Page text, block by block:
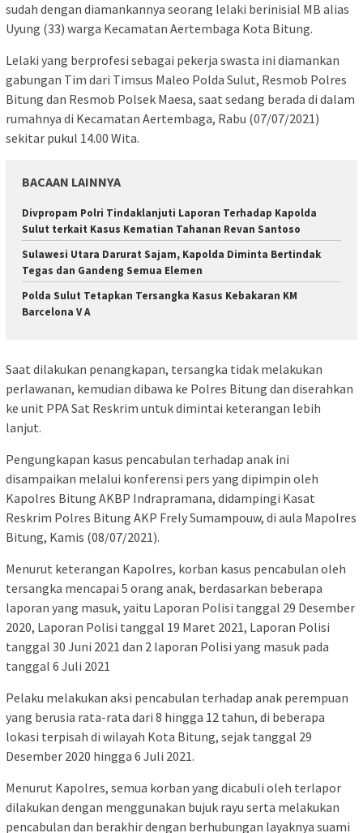
sudah dengan diamankannya seorang lelaki berinisial MB alias
Uyung (33) warga Kecamatan Aertembaga Kota Bitung.
Lelaki yang berprofesi sebagai pekerja swasta ini diamankan
gabungan Tim dari Timsus Maleo Polda Sulut, Resmob Polres
Bitung dan Resmob Polsek Maesa, saat sedang berada di dalam
rumahnya di Kecamatan Aertembaga, Rabu (07/07/2021)
sekitar pukul 14.00 Wita.
BACAAN LAINNYA
Divpropam Polri Tindaklanjuti Laporan Terhadap Kapolda
Sulut terkait Kasus Kematian Tahanan Revan Santoso
Sulawesi Utara Darurat Sajam, Kapolda Diminta Bertindak
Tegas dan Gandeng Semua Elemen
Polda Sulut Tetapkan Tersangka Kasus Kebakaran KM
Barcelona V A
Saat dilakukan penangkapan, tersangka tidak melakukan
perlawanan, kemudian dibawa ke Polres Bitung dan diserahkan
ke unit PPA Sat Reskrim untuk dimintai keterangan lebih
lanjut.
Pengungkapan kasus pencabulan terhadap anak ini
disampaikan melalui konferensi pers yang dipimpin oleh
Kapolres Bitung AKBP Indrapramana, didampingi Kasat
Reskrim Polres Bitung AKP Frely Sumampouw, di aula Mapolres
Bitung, Kamis (08/07/2021).
Menurut keterangan Kapolres, korban kasus pencabulan oleh
tersangka mencapai 5 orang anak, berdasarkan beberapa
laporan yang masuk, yaitu Laporan Polisi tanggal 29 Desember
2020, Laporan Polisi tanggal 19 Maret 2021, Laporan Polisi
tanggal 30 Juni 2021 dan 2 laporan Polisi yang masuk pada
tanggal 6 Juli 2021
Pelaku melakukan aksi pencabulan terhadap anak perempuan
yang berusia rata-rata dari 8 hingga 12 tahun, di beberapa
lokasi terpisah di wilayah Kota Bitung, sejak tanggal 29
Desember 2020 hingga 6 Juli 2021.
Menurut Kapolres, semua korban yang dicabuli oleh terlapor
dilakukan dengan menggunakan bujuk rayu serta melakukan
pencabulan dan berakhir dengan berhubungan layaknya suami